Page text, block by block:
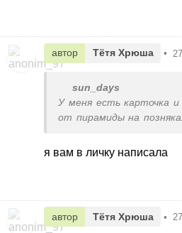
автор Тётя Хрюша •
sun_days
У меня есть карточка
от пирамиды на
я вам в личку написала
автор Тётя Хрюша •